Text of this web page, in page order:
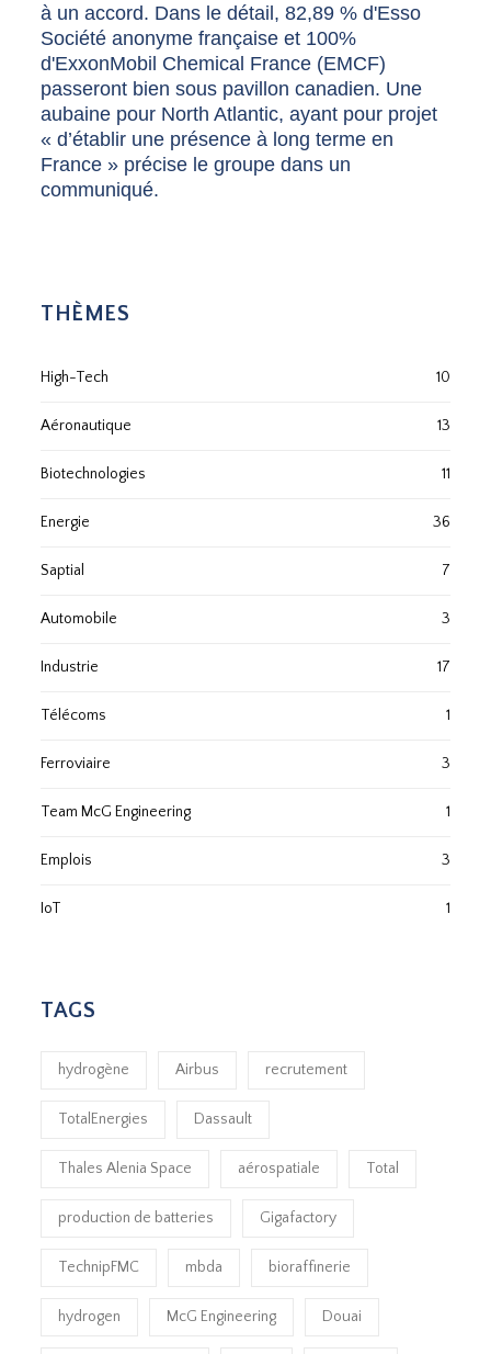
à un accord. Dans le détail, 82,89 % d'Esso
Société anonyme française et 100%
d'ExxonMobil Chemical France (EMCF)
passeront bien sous pavillon canadien. Une
aubaine pour North Atlantic, ayant pour projet
« d’établir une présence à long terme en
France » précise le groupe dans un
communiqué.
THÈMES
High-Tech 10
Aéronautique 13
Biotechnologies 11
Energie 36
Saptial 7
Automobile 3
Industrie 17
Télécoms 1
Ferroviaire 3
Team McG Engineering 1
Emplois 3
IoT 1
TAGS
hydrogène Airbus recrutement
TotalEnergies Dassault
Thales Alenia Space aérospatiale Total
production de batteries Gigafactory
TechnipFMC mbda bioraffinerie
hydrogen McG Engineering Douai